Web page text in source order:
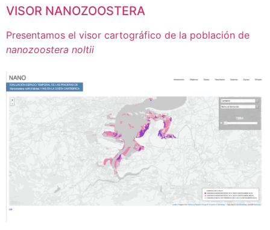
VISOR NANOZOOSTERA
Presentamos el visor cartográfico de la población de
nanozoostera noltii